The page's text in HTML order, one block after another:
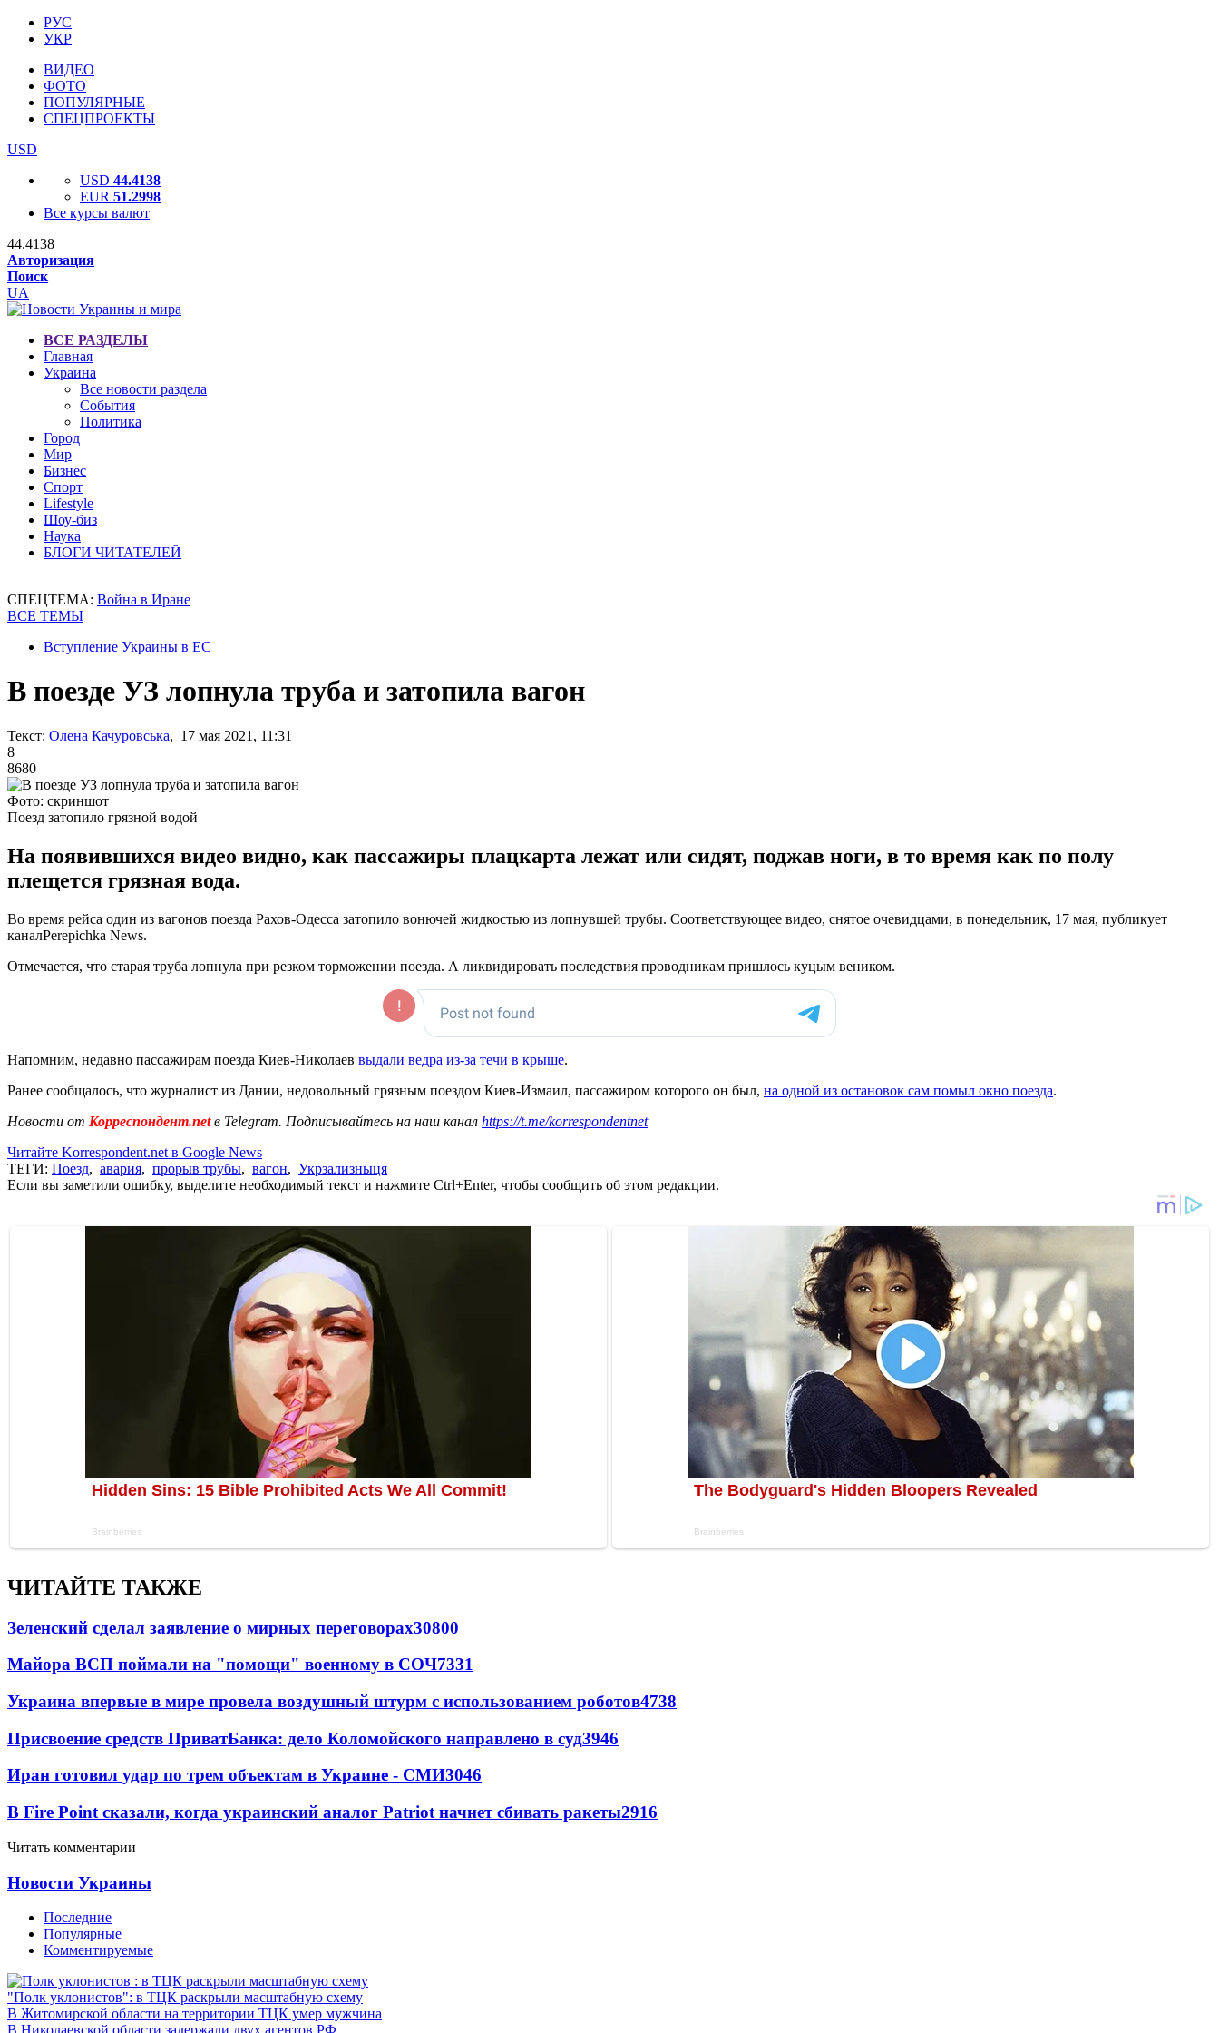
РУС
УКР
ВИДЕО
ФОТО
ПОПУЛЯРНЫЕ
СПЕЦПРОЕКТЫ
USD
USD 44.4138
EUR 51.2998
Все курсы валют
44.4138
Авторизация
Поиск
UA
ВСЕ РАЗДЕЛЫ
Главная
Украина
Все новости раздела
События
Политика
Город
Мир
Бизнес
Спорт
Lifestyle
Шоу-биз
Наука
БЛОГИ ЧИТАТЕЛЕЙ
СПЕЦТЕМА: Война в Иране
ВСЕ ТЕМЫ
Вступление Украины в ЕС
В поезде УЗ лопнула труба и затопила вагон
Текст: Олена Качуровська, 17 мая 2021, 11:31
8
8680
Фото: скриншот
Поезд затопило грязной водой
На появившихся видео видно, как пассажиры плацкарта лежат или сидят, поджав ноги, в то время как по полу
плещется грязная вода.
Во время рейса один из вагонов поезда Рахов-Одесса затопило вонючей жидкостью из лопнувшей трубы. Соответствующее видео, снятое очевидцами, в понедельник, 17 мая, публикует
каналPerepichka News.
Отмечается, что старая труба лопнула при резком торможении поезда. А ликвидировать последствия проводникам пришлось куцым веником.
Напомним, недавно пассажирам поезда Киев-Николаев выдали ведра из-за течи в крыше.
Ранее сообщалось, что журналист из Дании, недовольный грязным поездом Киев-Измаил, пассажиром которого он был, на одной из остановок сам помыл окно поезда.
Новости от Корреспондент.netв Telegram. Подписывайтесь на наш канал https://t.me/korrespondentnet
Читайте Korrespondent.net в Google News
ТЕГИ: Поезд, авария, прорыв трубы, вагон, Укрзализныця
Если вы заметили ошибку, выделите необходимый текст и нажмите Ctrl+Enter, чтобы сообщить об этом редакции.
ЧИТАЙТЕ ТАКЖЕ
Зеленский сделал заявление о мирных переговорах30800
Майора ВСП поймали на "помощи" военному в СОЧ7331
Украина впервые в мире провела воздушный штурм с использованием роботов4738
Присвоение средств ПриватБанка: дело Коломойского направлено в суд3946
Иран готовил удар по трем объектам в Украине - СМИ3046
В Fire Point сказали, когда украинский аналог Patriot начнет сбивать ракеты2916
Читать комментарии
Новости Украины
Последние
Популярные
Комментируемые
"Полк уклонистов": в ТЦК раскрыли масштабную схему
В Житомирской области на территории ТЦК умер мужчина